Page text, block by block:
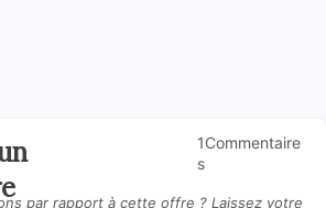
1Commentaire
s
par rapport à cette offre ? Laissez votre